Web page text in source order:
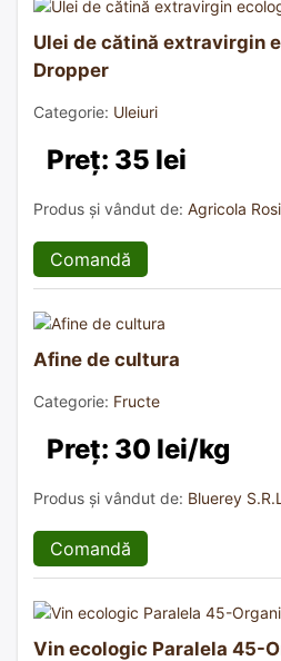
Ulei de cătină extravirgin
Dropper
Categorie: Uleiuri
Preț: 35 lei
Produs și vândut de: Agricola
Comandă
Afine de cultura
Categorie: Fructe
Preț: 30 lei/kg
Produs și vândut de: Bluerey
Comandă
Vin ecologic Paralela 45-